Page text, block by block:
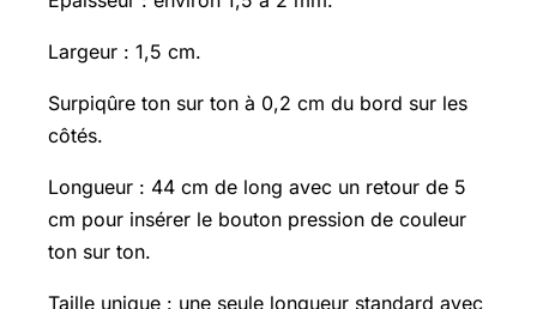
Largeur : 1,5 cm.
Surpiqûre ton sur ton à 0,2 cm du bord sur les
côtés.
Longueur : 44 cm de long avec un retour de 5
cm pour insérer le bouton pression de couleur
ton sur ton.
Taille unique : une seule longueur standard avec